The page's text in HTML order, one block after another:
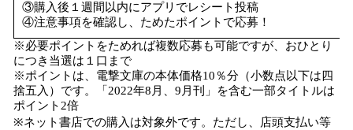
③購入後１週間以内にアプリでレシート投稿
④注意事項を確認し、ためたポイントで応募！
※必要ポイントをためれば複数応募も可能ですが、おひとり
につき当選は１口まで
※ポイントは、電撃文庫の本体価格10％分（小数点以下は四
捨五入）です。「2022年8月、9月刊」を含む一部タイトルは
ポイント2倍
※ネット書店での購入は対象外です。ただし、店頭支払い等